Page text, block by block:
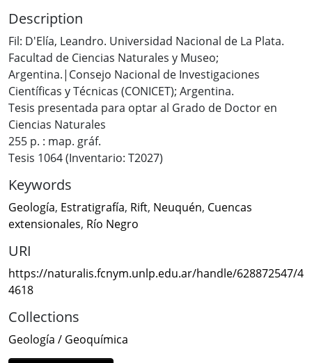
Description
Fil: D'Elía, Leandro. Universidad Nacional de La Plata.
Facultad de Ciencias Naturales y Museo;
Argentina.|Consejo Nacional de Investigaciones
Científicas y Técnicas (CONICET); Argentina.
Tesis presentada para optar al Grado de Doctor en
Ciencias Naturales
255 p. : map. gráf.
Tesis 1064 (Inventario: T2027)
Keywords
Geología, Estratigrafía, Rift, Neuquén, Cuencas
extensionales, Río Negro
URI
https://naturalis.fcnym.unlp.edu.ar/handle/628872547/4
4618
Collections
Geología / Geoquímica